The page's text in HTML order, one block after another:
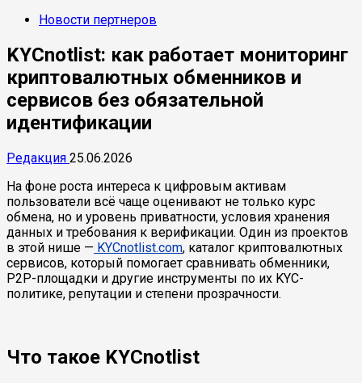
Новости пертнеров
KYCnotlist: как работает мониторинг
криптовалютных обменников и
сервисов без обязательной
идентификации
Редакция 25.06.2026
На фоне роста интереса к цифровым активам
пользователи всё чаще оценивают не только курс
обмена, но и уровень приватности, условия хранения
данных и требования к верификации. Один из проектов
в этой нише — KYCnotlist.com, каталог криптовалютных
сервисов, который помогает сравнивать обменники,
P2P-площадки и другие инструменты по их KYC-
политике, репутации и степени прозрачности.
Что такое KYCnotlist